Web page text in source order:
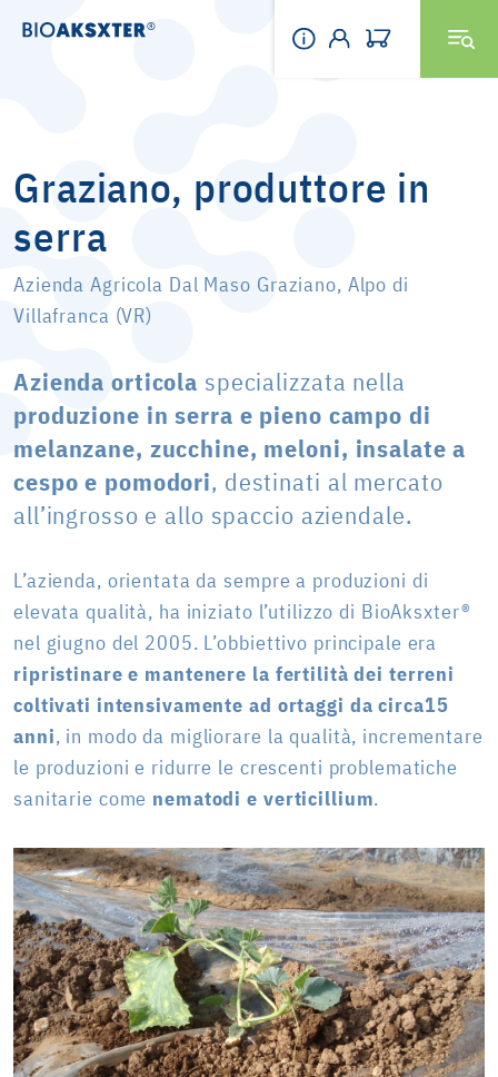
Graziano, produttore in
serra
Azienda Agricola Dal Maso Graziano, Alpo di
Villafranca (VR)
Azienda orticola specializzata nella
produzione in serra e pieno campo di
melanzane, zucchine, meloni, insalate a
cespo e pomodori, destinati al mercato
all’ingrosso e allo spaccio aziendale.
L’azienda, orientata da sempre a produzioni di
elevata qualità, ha iniziato l’utilizzo di BioAksxter®
nel giugno del 2005. L’obbiettivo principale era
ripristinare e mantenere la fertilità dei terreni
coltivati intensivamente ad ortaggi da circa15
anni, in modo da migliorare la qualità, incrementare
le produzioni e ridurre le crescenti problematiche
sanitarie come nematodi e verticillium.